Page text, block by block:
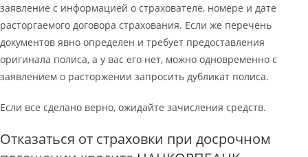
заявление с информацией о страхователе, номере и дате
расторгаемого договора страхования. Если же перечень
документов явно определен и требует предоставления
оригинала полиса, а у вас его нет, можно одновременно с
заявлением о расторжении запросить дубликат полиса.
Если все сделано верно, ожидайте зачисления средств.
Отказаться от страховки при досрочном